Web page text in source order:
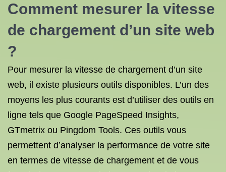
Comment mesurer la vitesse
de chargement d’un site web
?
Pour mesurer la vitesse de chargement d’un site
web, il existe plusieurs outils disponibles. L’un des
moyens les plus courants est d’utiliser des outils en
ligne tels que Google PageSpeed Insights,
GTmetrix ou Pingdom Tools. Ces outils vous
permettent d’analyser la performance de votre site
en termes de vitesse de chargement et de vous